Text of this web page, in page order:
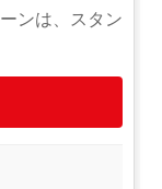
ンは、スタン